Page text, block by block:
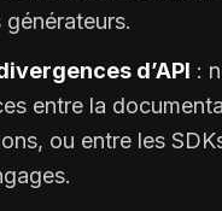
d’API :
entre la
ou entre les